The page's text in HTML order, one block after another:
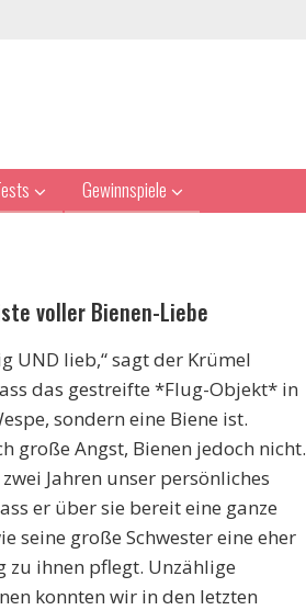
Gewinnspiele
voller Bienen-Liebe
UND lieb,“ sagt der Krümel
das gestreifte *Flug-Objekt* in
sondern eine Biene ist.
große Angst, Bienen jedoch nicht.
Jahren unser persönliches
er über sie bereit eine ganze
seine große Schwester eine eher
zu ihnen pflegt. Unzählige
konnten wir in den letzten